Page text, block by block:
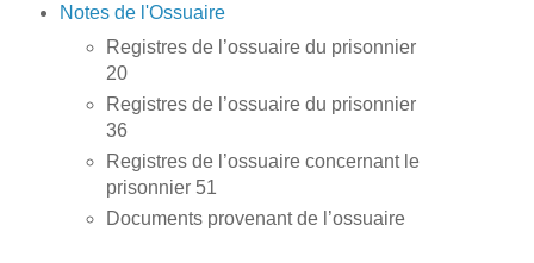
Notes de l'Ossuaire
Registres de l’ossuaire du prisonnier
20
Registres de l’ossuaire du prisonnier
36
Registres de l’ossuaire concernant le
prisonnier 51
Documents provenant de l’ossuaire